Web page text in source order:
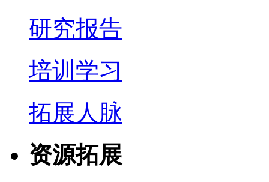
研究报告
培训学习
拓展人脉
资源拓展